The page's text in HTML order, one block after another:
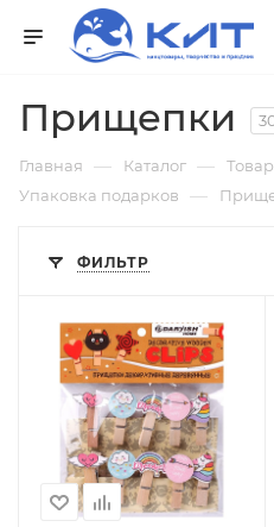
Прищепки
Главная — Каталог —
Упаковка подарков —
ФИЛЬТР